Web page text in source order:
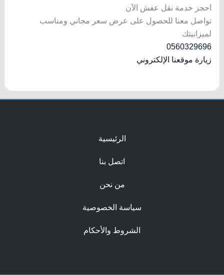
احجز خدمة نقل عفش الآن
تواصل معنا للحصول على عرض سعر مجاني ومناسب
لميزانيتك
0560329696
زيارة موقعنا الإلكتروني
الرئيسية
اتصل بنا
من نحن
سياسة الخصوصية
الشروط والأحكام